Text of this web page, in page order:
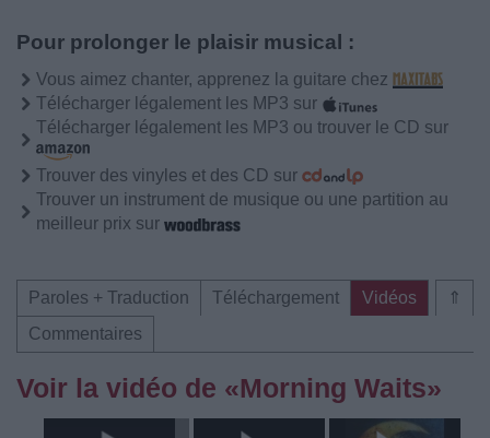
Pour prolonger le plaisir musical :
Vous aimez chanter, apprenez la guitare chez
Télécharger légalement les MP3 sur
Télécharger légalement les MP3 ou trouver le CD sur
Trouver des vinyles et des CD sur
Trouver un instrument de musique ou une partition au
meilleur prix sur
⇑
Paroles + Traduction Téléchargement
Vidéos
Commentaires
Voir la vidéo de «Morning Waits»